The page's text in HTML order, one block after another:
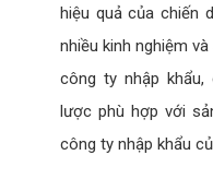
khách hàng. Hãy nhấc
nhận báo giá chi tiết dịch
hiệu quả.